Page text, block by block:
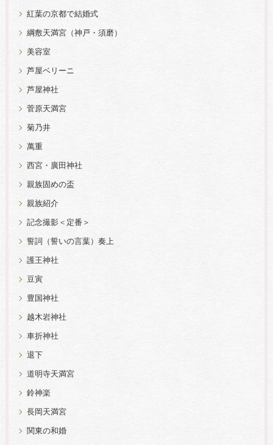
紅葉の京都で結婚式
綱敷天満宮（神戸・須磨）
美容室
芦屋ベリーニ
芦屋神社
菅原天満宮
菊乃井
萬重
西宮・廣田神社
親族固めの盃
親族紹介
記念撮影＜定番＞
誓詞（誓いの言葉）奏上
護王神社
豆寅
豊国神社
越木岩神社
車折神社
退下
道明寺天満宮
鈴神楽
長岡天満宮
関東の和婚